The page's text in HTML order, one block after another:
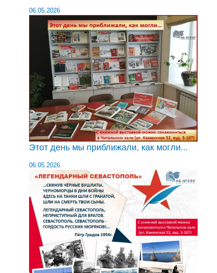
06.05.2026
Этот день мы приближали, как могли...
06.05.2026